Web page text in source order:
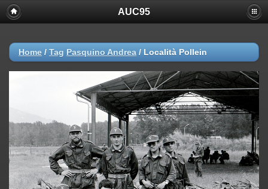
AUC95
Home / Tag Pasquino Andrea / Località Pollein